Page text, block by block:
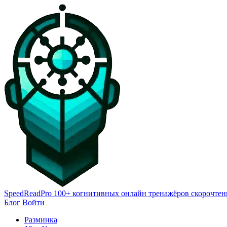
SpeedReadPro 100+ когнитивных онлайн тренажёров
Блог Войти
Разминка